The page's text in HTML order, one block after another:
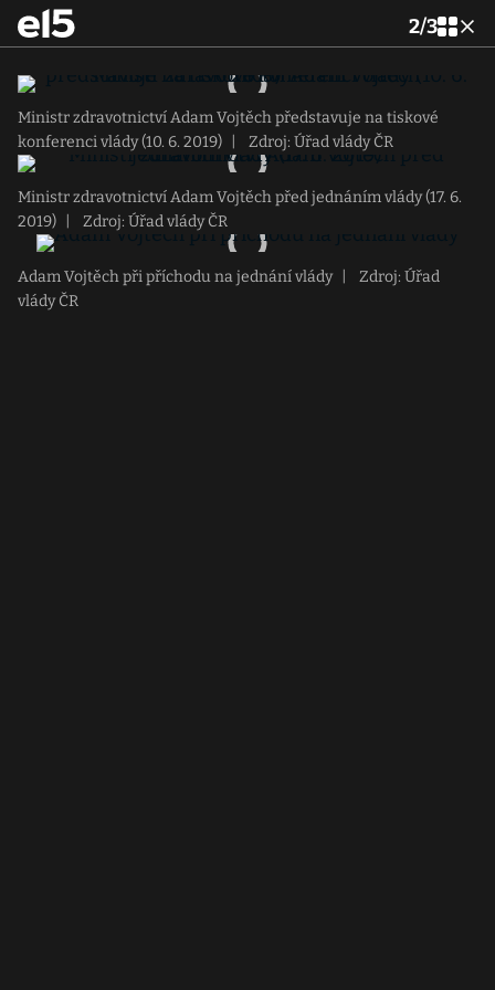
2/3
Ministr zdravotnictví Adam Vojtěch představuje na tiskové
konferenci vlády (10. 6. 2019)
Zdroj: Úřad vlády ČR
Ministr zdravotnictví Adam Vojtěch před jednáním vlády (17. 6.
2019)
Zdroj: Úřad vlády ČR
Adam Vojtěch při příchodu na jednání vlády
Zdroj: Úřad
vlády ČR